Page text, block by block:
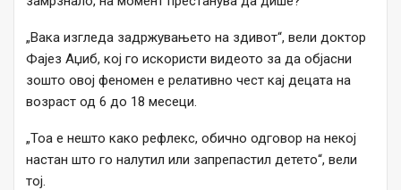
„Вака изгледа задржувањето на здивот“, вели доктор
Фајез Аџиб, кој го искористи видеото за да објасни
зошто овој феномен е релативно чест кај децата на
возраст од 6 до 18 месеци.
„Тоа е нешто како рефлекс, обично одговор на некој
настан што го налутил или запрепастил детето“, вели
тој.